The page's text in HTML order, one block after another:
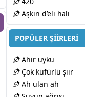
Aşkın d’eli hali
POPÜLER ŞİİRLERİ
Ahir uyku
Çok küfürlü şiir
Ah ulan ah